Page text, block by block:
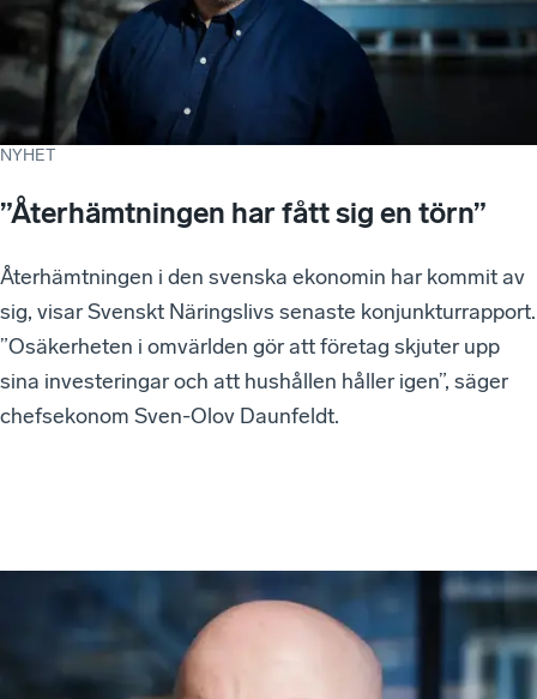
NYHET
”Återhämtningen har fått sig en törn”
Återhämtningen i den svenska ekonomin har kommit av
sig, visar Svenskt Näringslivs senaste konjunkturrapport.
”Osäkerheten i omvärlden gör att företag skjuter upp
sina investeringar och att hushållen håller igen”, säger
chefsekonom Sven-Olov Daunfeldt.